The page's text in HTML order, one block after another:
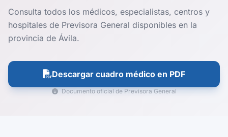
Consulta todos los médicos, especialistas, centros y
hospitales de Previsora General disponibles en la
provincia de Ávila.
Descargar cuadro médico en PDF
Documento oficial de Previsora General